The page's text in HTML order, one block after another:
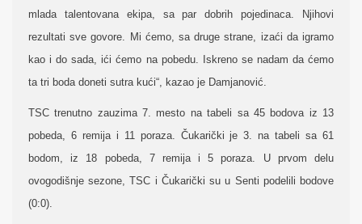
mlada talentovana ekipa, sa par dobrih pojedinaca. Njihovi
rezultati sve govore. Mi ćemo, sa druge strane, izaći da igramo
kao i do sada, ići ćemo na pobedu. Iskreno se nadam da ćemo
ta tri boda doneti sutra kući“, kazao je Damjanović.
TSC trenutno zauzima 7. mesto na tabeli sa 45 bodova iz 13
pobeda, 6 remija i 11 poraza. Čukarički je 3. na tabeli sa 61
bodom, iz 18 pobeda, 7 remija i 5 poraza. U prvom delu
ovogodišnje sezone, TSC i Čukarički su u Senti podelili bodove
(0:0).